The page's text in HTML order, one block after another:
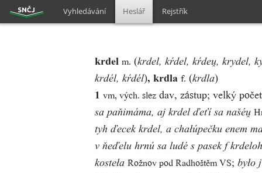
Vyhledávání Heslář Rejstřík
krdel m. (krdel, kŕdel, kŕdeu̯, krydel,
krdél, kŕdél), krdla f. (krdla)
1 vm, vých. slez dav, zástup; velký
sa paňimáma, aj krdel ďeťí sa našéu̯
tyh ďecek krdel, a chałúpečku enem
v ňeďelu hrnú sa ludé s pasek f
kosteła Rožnov pod Radhoštěm VS; było